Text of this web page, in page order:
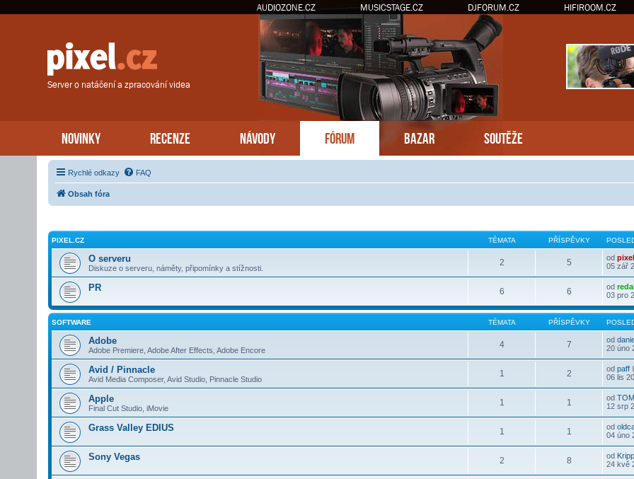
AUDIOZONE.CZ MUSICSTAGE.CZ DJFORUM.CZ HIFIROOM.CZ
Server o natáčení a zpracování videa
NOVINKY RECENZE NÁVODY FÓRUM BAZAR SOUTĚŽE
Rychlé odkazy FAQ
Obsah fóra
PIXEL.CZ TÉMATA PŘÍSPĚVKY
O serveru
Diskuze o serveru, náměty, připomínky a stížnosti.
2 5 od pixel
05 zář
PR 6 6 od
03 pro
SOFTWARE TÉMATA PŘÍSPĚVKY
Adobe
Adobe Premiere, Adobe After Effects, Adobe Encore
4 7 od
20 úno
Avid / Pinnacle
Avid Media Composer, Avid Studio, Pinnacle Studio
1 2 od paff
06 lis
Apple
Final Cut Studio, iMovie
1 1 od
12 srp
Grass Valley EDIUS 1 1 od
04 úno
Sony Vegas 2 8 od Kripp
24 kvě